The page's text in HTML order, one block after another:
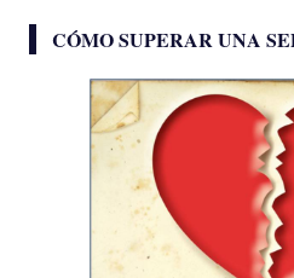
CÓMO SUPERAR UNA